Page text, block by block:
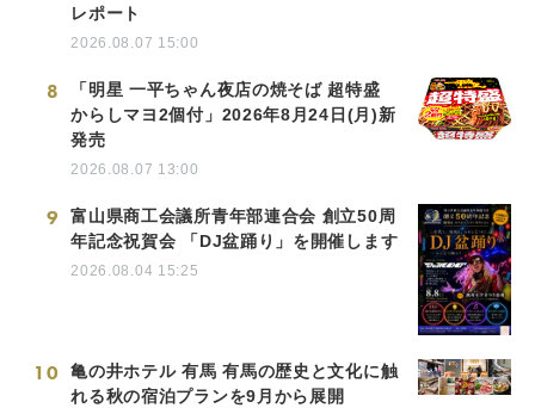
レポート
2026.08.07 15:00
8
「明星 一平ちゃん夜店の焼そば 超特盛
からしマヨ2個付」2026年8月24日(月)新
発売
2026.08.07 13:00
9
富山県商工会議所青年部連合会 創立50周
年記念祝賀会 「DJ盆踊り」を開催します
2026.08.04 15:25
10
亀の井ホテル 有馬 有馬の歴史と文化に触
れる秋の宿泊プランを9月から展開